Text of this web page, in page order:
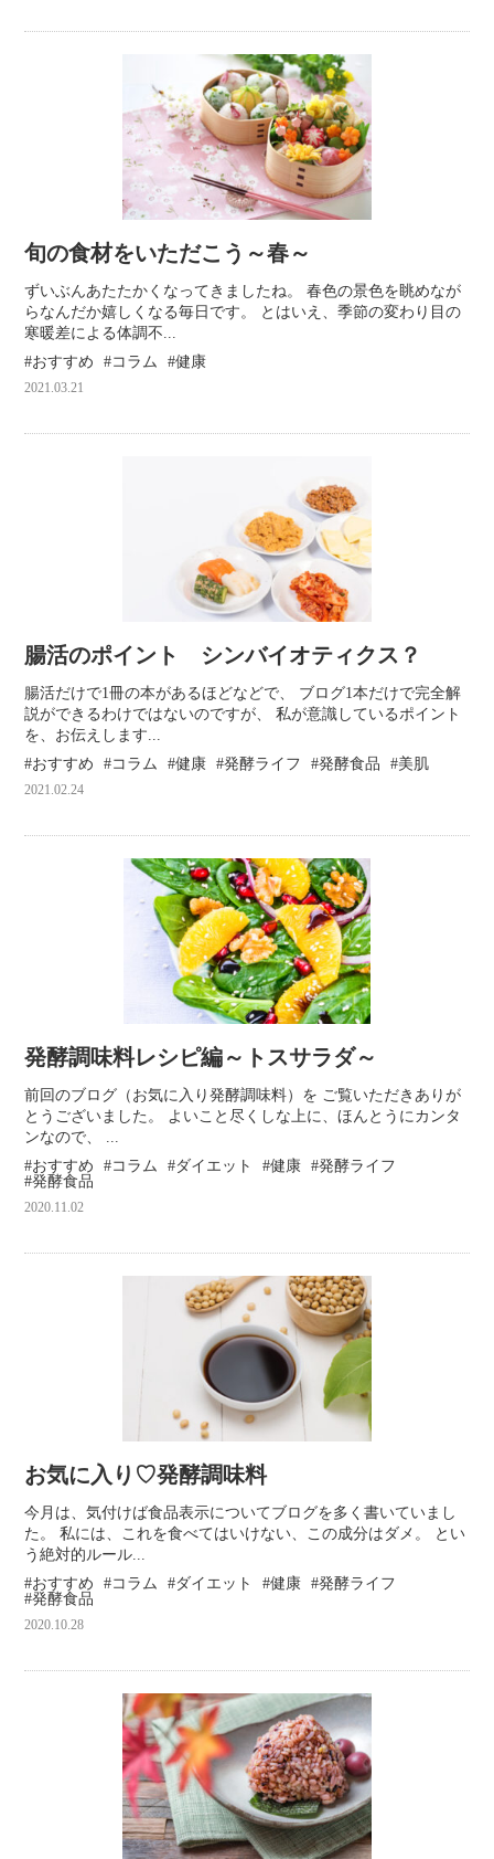
旬の食材をいただこう～春～
ずいぶんあたたかくなってきましたね。 春色の景色を眺めなが
らなんだか嬉しくなる毎日です。 とはいえ、季節の変わり目の
寒暖差による体調不...
おすすめ
コラム 健康
2021.03.21
腸活のポイント シンバイオティクス？
腸活だけで1冊の本があるほどなどで、 ブログ1本だけで完全解
説ができるわけではないのですが、 私が意識しているポイント
を、お伝えします...
おすすめ
コラム 健康 発酵ライフ 発酵食品 美肌
2021.02.24
発酵調味料レシピ編～トスサラダ～
前回のブログ（お気に入り発酵調味料）を ご覧いただきありが
とうございました。 よいこと尽くしな上に、ほんとうにカンタ
ンなので、 ...
おすすめ
コラム ダイエット 健康
発酵ライフ
発酵食品
2020.11.02
お気に入り♡発酵調味料
今月は、気付けば食品表示についてブログを多く書いていまし
た。 私には、これを食べてはいけない、この成分はダメ。 とい
う絶対的ルール...
おすすめ
コラム ダイエット 健康
発酵ライフ
発酵食品
2020.10.28